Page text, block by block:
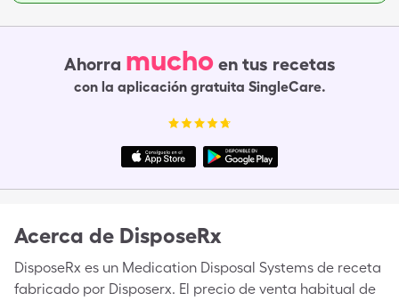
Ahorra mucho en tus recetas
con la aplicación gratuita SingleCare.
Acerca de DisposeRx
DisposeRx es un Medication Disposal Systems de receta
fabricado por Disposerx. El precio de venta habitual de